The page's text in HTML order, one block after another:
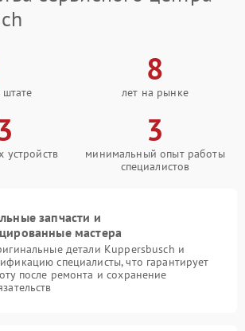
8
лет на рынке
устройств
3
минимальный опыт работы
специалистов
запчасти и
мастера
детали Kuppersbusch и
специалисты, что гарантирует
после ремонта и сохранение